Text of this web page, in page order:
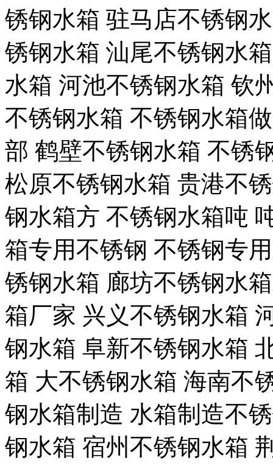
锈钢水箱 驻马店不锈钢
锈钢水箱 汕尾不锈钢水
水箱 河池不锈钢水箱 钦
不锈钢水箱 不锈钢水箱
部 鹤壁不锈钢水箱 不锈
松原不锈钢水箱 贵港不
钢水箱方 不锈钢水箱吨
箱专用不锈钢 不锈钢专
锈钢水箱 廊坊不锈钢水
箱厂家 兴义不锈钢水箱
钢水箱 阜新不锈钢水箱
箱 大不锈钢水箱 海南不
钢水箱制造 水箱制造不
钢水箱 宿州不锈钢水箱